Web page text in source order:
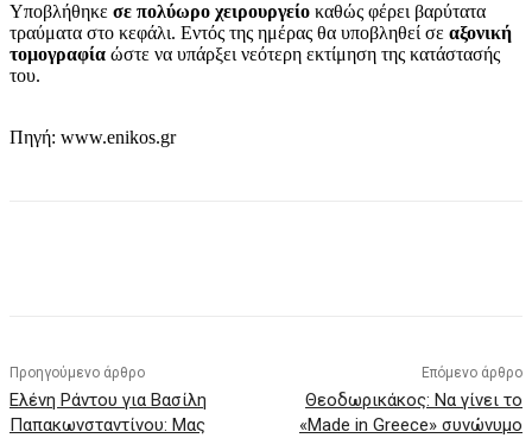
Υποβλήθηκε σε πολύωρο χειρουργείο καθώς φέρει βαρύτατα
τραύματα στο κεφάλι. Εντός της ημέρας θα υποβληθεί σε αξονική
τομογραφία ώστε να υπάρξει νεότερη εκτίμηση της κατάστασής
του.
Πηγή: www.enikos.gr
Προηγούμενο άρθρο
Ελένη Ράντου για Βασίλη
Παπακωνσταντίνου: Μας
Επόμενο άρθρο
Θεοδωρικάκος: Να γίνει το
«Made in Greece» συνώνυμο